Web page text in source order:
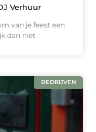
Verhuur
van je feest een
dan niet
BEDRIJVEN